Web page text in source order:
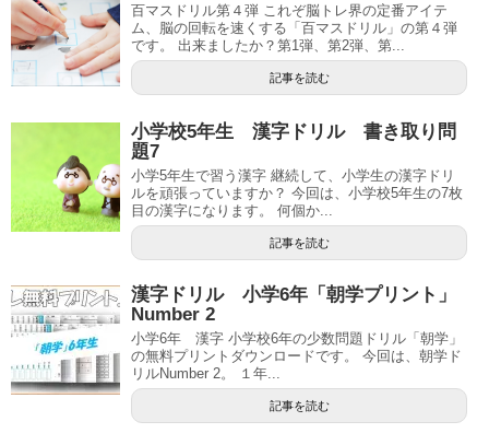
百マスドリル第４弾 これぞ脳トレ界の定番アイテ
ム、脳の回転を速くする「百マスドリル」の第４弾
です。 出来ましたか？第1弾、第2弾、第...
記事を読む
小学校5年生 漢字ドリル 書き取り問
題7
小学5年生で習う漢字 継続して、小学生の漢字ドリ
ルを頑張っていますか？ 今回は、小学校5年生の7枚
目の漢字になります。 何個か...
記事を読む
漢字ドリル 小学6年「朝学プリント」
Number 2
小学6年 漢字 小学校6年の少数問題ドリル「朝学」
の無料プリントダウンロードです。 今回は、朝学ド
リルNumber 2。 １年...
記事を読む